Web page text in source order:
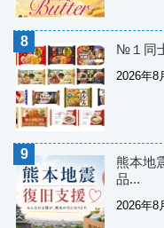
№１同
2026年8
熊本地
品...
2026年8